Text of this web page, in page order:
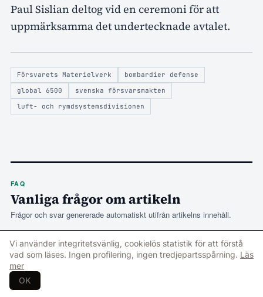
Paul Sislian deltog vid en ceremoni för att
uppmärksamma det undertecknade avtalet.
Försvarets Materielverk
bombardier defense
global 6500
svenska försvarsmakten
luft- och rymdsystemsdivisionen
FAQ
Vanliga frågor om artikeln
Frågor och svar genererade automatiskt utifrån artikelns innehåll.
01
Vad omfattar det tioåriga serviceavtalet som FMV
tecknat med Bombardier Defense för Global 6500?
–
Vi använder integritetsvänlig, cookielös statistik för att förstå
vad som läses. Ingen profilering, ingen tredjepartsspårning. Läs
mer
OK